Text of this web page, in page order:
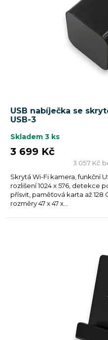
USB nabíječka se
USB-3
Skladem 3 ks
3 057 Kč
3 699 Kč
Skrytá Wi-Fi kamera, funkční
rozlišení 1024 x 576, detekce
přísvit, paměťová karta až
rozměry 47 x 47 x...